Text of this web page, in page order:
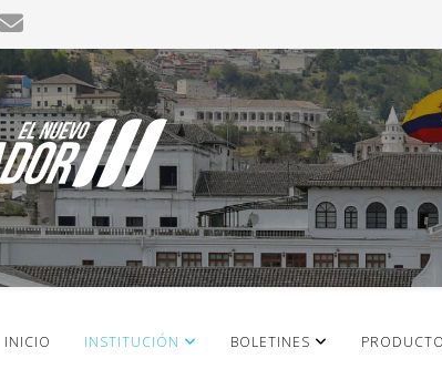
INICIO INSTITUCIÓN BOLETINES